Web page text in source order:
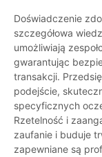
Doświadczenie
szczegółowa
umożliwiają
gwarantując
transakcji.
podejście,
specyficznych
Rzetelność i
zaufanie i buduje
zapewniane są